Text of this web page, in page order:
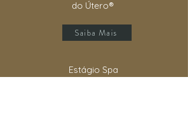
do Útero®
Saiba Mais
Estágio Spa